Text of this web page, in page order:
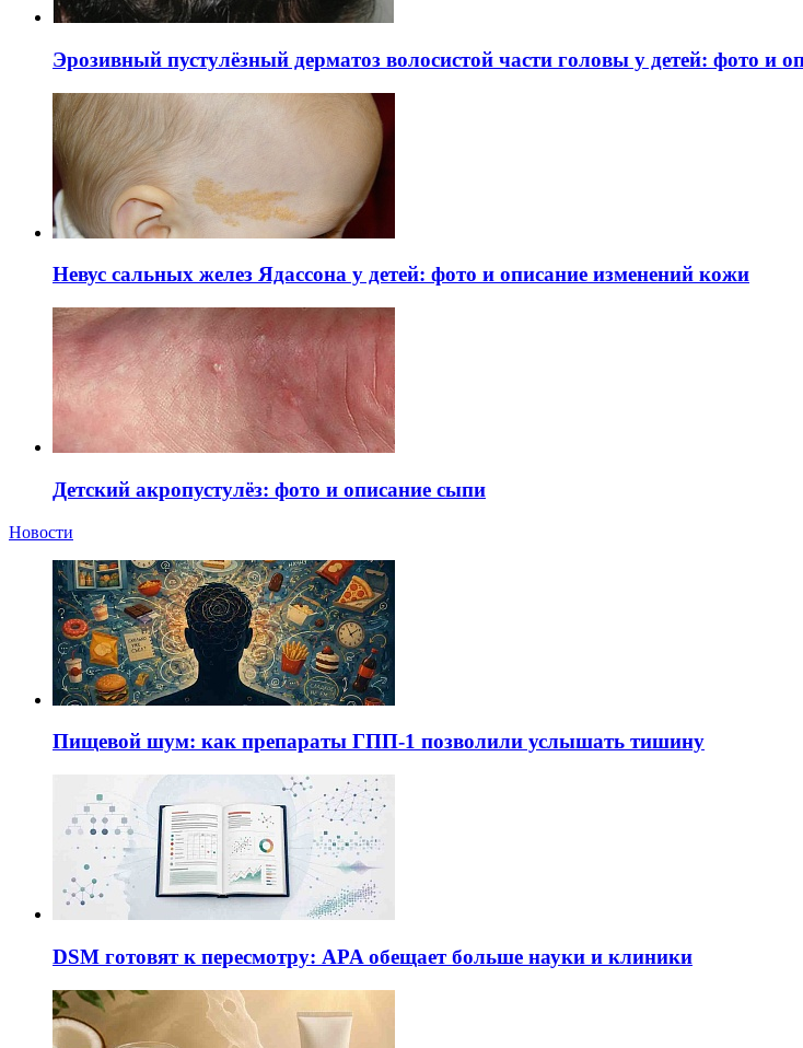
Эрозивный пустулёзный дерматоз волосистой части головы у детей: фото и
Невус сальных желез Ядассона у детей: фото и описание изменений кожи
Детский акропустулёз: фото и описание сыпи
Новости
Пищевой шум: как препараты ГПП-1 позволили услышать тишину
DSM готовят к пересмотру: APA обещает больше науки и клиники